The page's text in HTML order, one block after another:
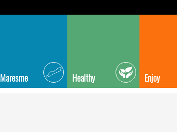
Maresme Healthy Enjoy